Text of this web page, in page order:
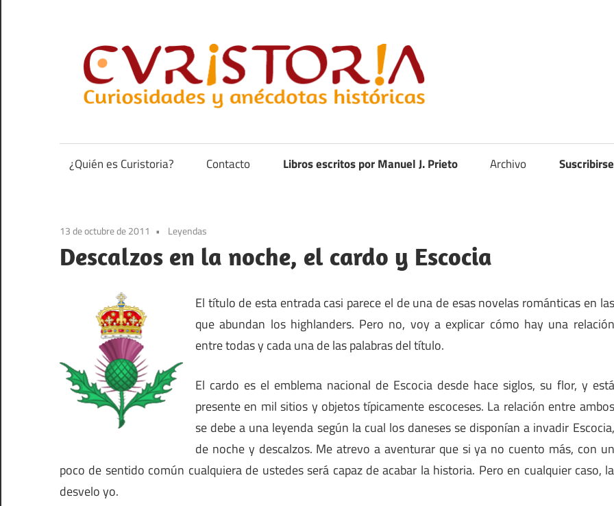
contenido
anécdotas
de
¿Quién es Curistoria? Contacto Libros escritos por Manuel J. Prieto Archivo
13 de octubre de 2011 Leyendas
Descalzos en la noche, el cardo y Escocia
El título de esta entrada casi parece el de una de esas novelas románticas en las
que abundan los highlanders. Pero no, voy a explicar cómo hay una relación
entre todas y cada una de las palabras del título.
El cardo es el emblema nacional de Escocia desde hace siglos, su flor, y está
presente en mil sitios y objetos típicamente escoceses. La relación entre ambos
se debe a una leyenda según la cual los daneses se disponían a invadir Escocia,
de noche y descalzos. Me atrevo a aventurar que si ya no cuento más, con un
poco de sentido común cualquiera de ustedes será capaz de acabar la historia. Pero en cualquier caso, la
desvelo yo.